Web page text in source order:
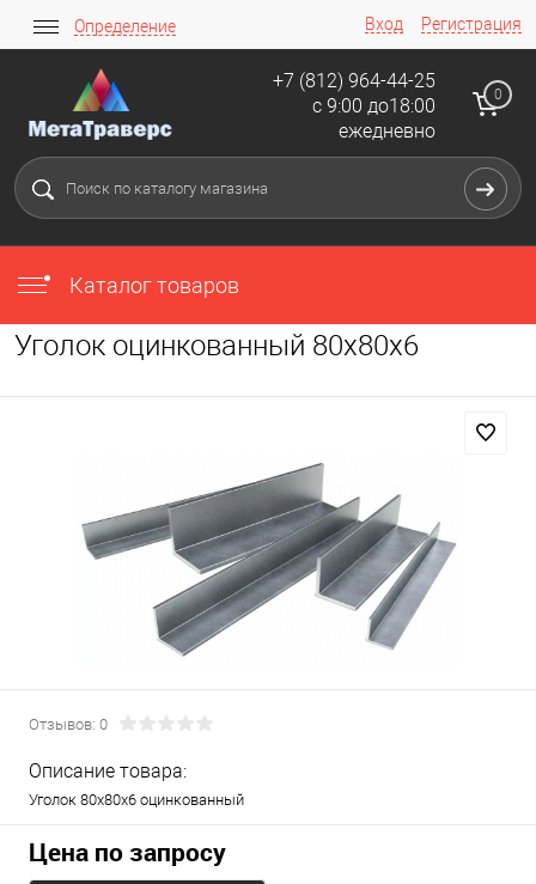
Вход Регистрация
Определение
+7 (812) 964-44-25
с 9:00 до18:00
ежедневно
0
Каталог товаров
Уголок оцинкованный 80х80х6
Отзывов: 0
Описание товара:
Уголок 80х80х6 оцинкованный
Цена по запросу